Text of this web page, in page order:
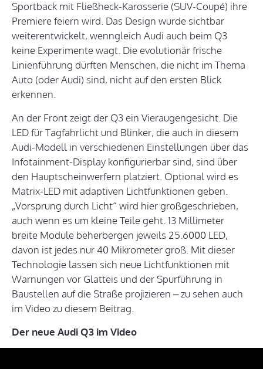
Sportback mit Fließheck-Karosserie (SUV-Coupé) ihre
Premiere feiern wird. Das Design wurde sichtbar
weiterentwickelt, wenngleich Audi auch beim Q3
keine Experimente wagt. Die evolutionär frische
Linienführung dürften Menschen, die nicht im Thema
Auto (oder Audi) sind, nicht auf den ersten Blick
erkennen.
An der Front zeigt der Q3 ein Vieraugengesicht. Die
LED für Tagfahrlicht und Blinker, die auch in diesem
Audi-Modell in verschiedenen Einstellungen über das
Infotainment-Display konfigurierbar sind, sind über
den Hauptscheinwerfern platziert. Optional wird es
Matrix-LED mit adaptiven Lichtfunktionen geben.
„Vorsprung durch Licht“ wird hier großgeschrieben,
auch wenn es um kleine Teile geht. 13 Millimeter
breite Module beherbergen jeweils 25.6000 LED,
davon ist jedes nur 40 Mikrometer groß. Mit dieser
Technologie lassen sich neue Lichtfunktionen mit
Warnungen vor Glatteis und der Spurführung in
Baustellen auf die Straße projizieren – zu sehen auch
im Video zu diesem Beitrag.
Der neue Audi Q3 im Video